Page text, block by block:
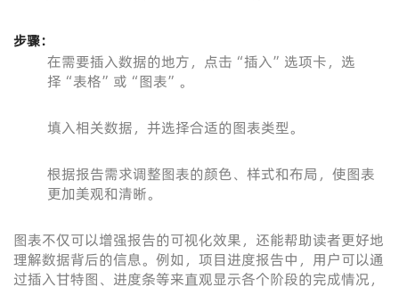
步骤：
在需要插入数据的地方，点击“插入”选项卡，选
择“表格”或“图表”。
填入相关数据，并选择合适的图表类型。
根据报告需求调整图表的颜色、样式和布局，使图表
更加美观和清晰。
图表不仅可以增强报告的可视化效果，还能帮助读者更好地
理解数据背后的信息。例如，项目进度报告中，用户可以通
过插入甘特图、进度条等来直观显示各个阶段的完成情况，